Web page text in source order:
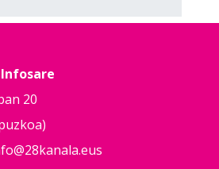
Infosare
20